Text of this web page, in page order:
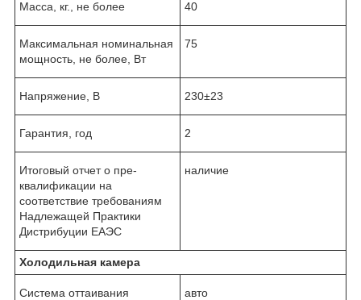
Масса, кг., не более 40
Максимальная номинальная
мощность, не более, Вт
75
Напряжение, В 230±23
Гарантия, год 2
Итоговый отчет о пре-
квалификации на
соответствие требованиям
Надлежащей Практики
Дистрибуции ЕАЭС
наличие
Холодильная камера
Система оттаивания
авто